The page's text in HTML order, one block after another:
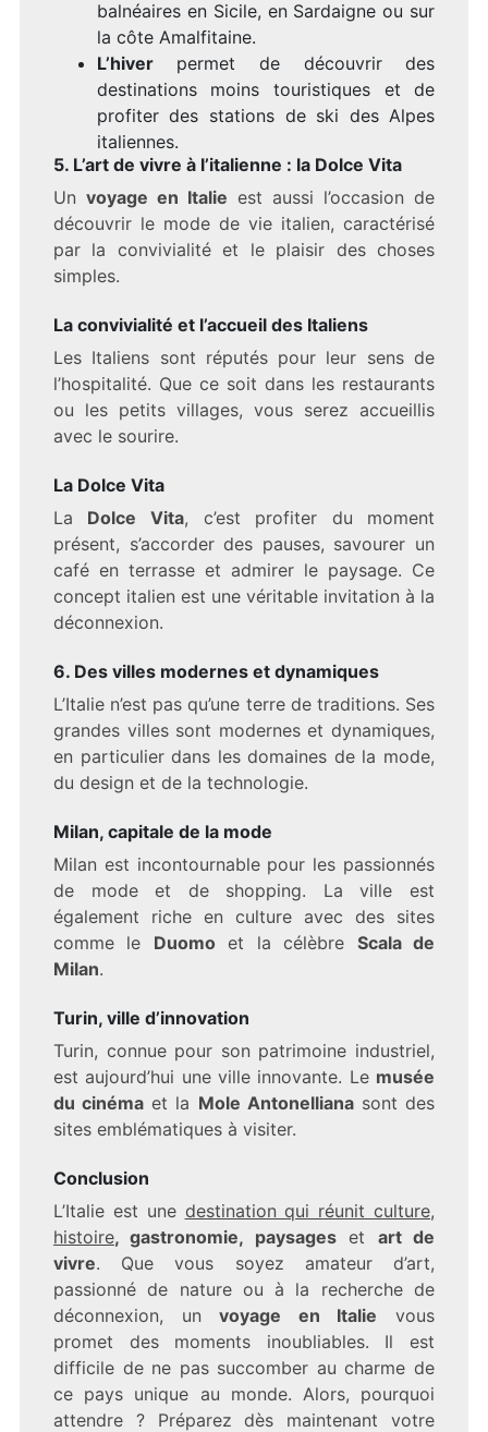
balnéaires en Sicile, en Sardaigne ou sur
la côte Amalfitaine.
L’hiverpermet de découvrir des
destinations moins touristiques et de
profiter des stations de ski des Alpes
italiennes.
5. L’art de vivre à l’italienne : la Dolce Vita
Un voyage en Italie est aussi l’occasion de
découvrir le mode de vie italien, caractérisé
par la convivialité et le plaisir des choses
simples.
La convivialité et l’accueil des Italiens
Les Italiens sont réputés pour leur sens de
l’hospitalité. Que ce soit dans les restaurants
ou les petits villages, vous serez accueillis
avec le sourire.
La Dolce Vita
La Dolce Vita, c’est profiter du moment
présent, s’accorder des pauses, savourer un
café en terrasse et admirer le paysage. Ce
concept italien est une véritable invitation à la
déconnexion.
6. Des villes modernes et dynamiques
L’Italie n’est pas qu’une terre de traditions. Ses
grandes villes sont modernes et dynamiques,
en particulier dans les domaines de la mode,
du design et de la technologie.
Milan, capitale de la mode
Milan est incontournable pour les passionnés
de mode et de shopping. La ville est
également riche en culture avec des sites
comme le Duomoet la célèbre Scala de
Milan.
Turin, ville d’innovation
Turin, connue pour son patrimoine industriel,
est aujourd’hui une ville innovante. Le musée
du cinéma et la Mole Antonellianasont des
sites emblématiques à visiter.
Conclusion
L’Italie est une destination qui réunit culture,
histoire, gastronomie, paysageset art de
vivre. Que vous soyez amateur d’art,
passionné de nature ou à la recherche de
déconnexion, unvoyage en Italie vous
promet des moments inoubliables. Il est
difficile de ne pas succomber au charme de
ce pays unique au monde. Alors, pourquoi
attendre ? Préparez dès maintenant votre